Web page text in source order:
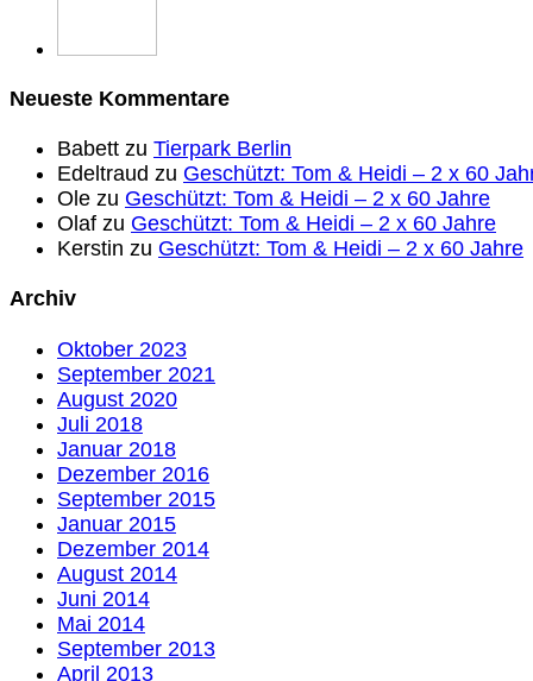
Neueste Kommentare
Babett zu Tierpark Berlin
Edeltraud zu Geschützt: Tom & Heidi – 2 x 60
Ole zu Geschützt: Tom & Heidi – 2 x 60 Jahre
Olaf zu Geschützt: Tom & Heidi – 2 x 60 Jahre
Kerstin zu Geschützt: Tom & Heidi – 2 x 60 Jahre
Archiv
Oktober 2023
September 2021
August 2020
Juli 2018
Januar 2018
Dezember 2016
September 2015
Januar 2015
Dezember 2014
August 2014
Juni 2014
Mai 2014
September 2013
April 2013